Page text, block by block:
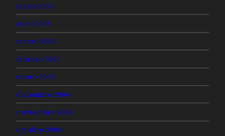
mayo 2005
abril 2005
marzo 2005
febrero 2005
enero 2005
diciembre 2004
noviembre 2004
octubre 2004